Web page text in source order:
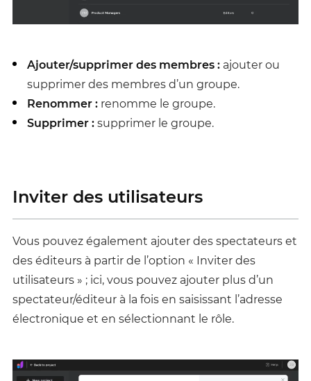
Ajouter/supprimer des membres :ajouter ou
supprimer des membres d’un groupe.
Renommer :renomme le groupe.
Supprimer :supprimer le groupe.
Inviter des utilisateurs
Vous pouvez également ajouter des spectateurs et
des éditeurs à partir de l’option « Inviter des
utilisateurs » ; ici, vous pouvez ajouter plus d’un
spectateur/éditeur à la fois en saisissant l’adresse
électronique et en sélectionnant le rôle.